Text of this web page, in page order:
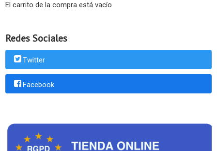
El carrito de la compra está vacío
Redes Sociales
Twitter
Facebook